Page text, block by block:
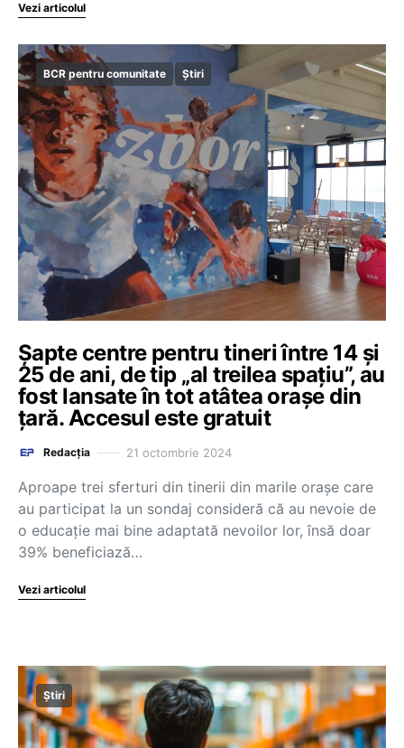
Vezi articolul
BCR pentru comunitate Știri
Șapte centre pentru tineri între 14 și
25 de ani, de tip „al treilea spațiu”, au
fost lansate în tot atâtea orașe din
țară. Accesul este gratuit
Redacția 21 octombrie 2024
Aproape trei sferturi din tinerii din marile orașe care
au participat la un sondaj consideră că au nevoie de
o educație mai bine adaptată nevoilor lor, însă doar
39% beneficiază…
Vezi articolul
Știri